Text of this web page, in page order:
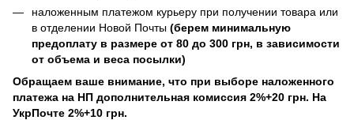
наложенным платежом курьеру при получении товара или
в отделении Новой Почты (берем минимальную
предоплату в размере от 80 до 300 грн, в зависимости
от объема и веса посылки)
Обращаем ваше внимание, что при выборе наложенного
платежа на НП дополнительная комиссия 2%+20 грн. На
УкрПочте 2%+10 грн.